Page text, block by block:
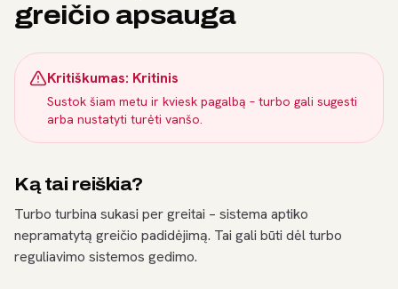
greičio apsauga
Kritiškumas: Kritinis
Sustok šiam metu ir kviesk pagalbą – turbo gali sugesti
arba nustatyti turėti vanšo.
Ką tai reiškia?
Turbo turbina sukasi per greitai – sistema aptiko
nepramatytą greičio padidėjimą. Tai gali būti dėl turbo
reguliavimo sistemos gedimo.